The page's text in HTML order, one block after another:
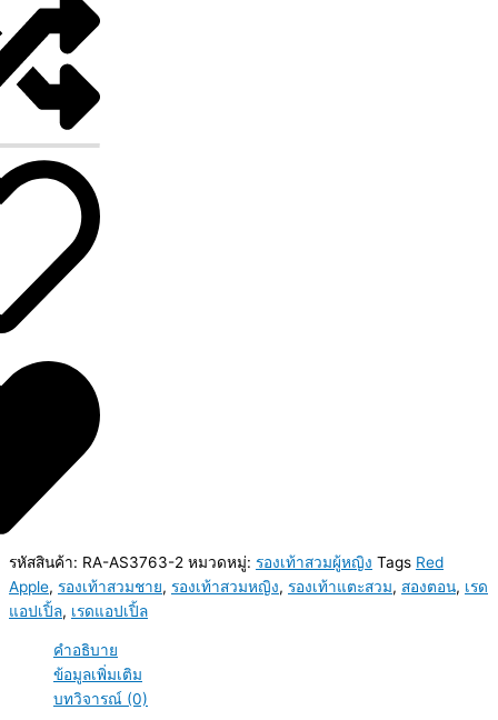
รหัสสินค้า: RA-AS3763-2 หมวดหมู่: รองเท้าสวมผู้หญิง Tags Red
Apple, รองเท้าสวมชาย, รองเท้าสวมหญิง, รองเท้าแตะสวม, สองตอน, เรด
แอปเปิ้ล, เรดแอปเปิ้ล
คำอธิบาย
ข้อมูลเพิ่มเติม
บทวิจารณ์ (0)